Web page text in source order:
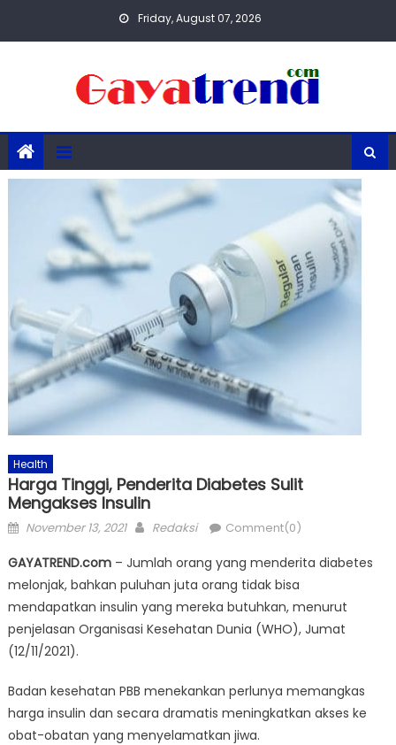
Friday, August 07, 2026
Health
Harga Tinggi, Penderita Diabetes Sulit
Mengakses Insulin
Posted
November 13, 2021 Author
Redaksi Comment(0)
GAYATREND.com– Jumlah orang yang menderita diabetes
melonjak, bahkan puluhan juta orang tidak bisa
mendapatkan insulin yang mereka butuhkan, menurut
penjelasan Organisasi Kesehatan Dunia (WHO), Jumat
(12/11/2021).
Badan kesehatan PBB menekankan perlunya memangkas
harga insulin dan secara dramatis meningkatkan akses ke
obat-obatan yang menyelamatkan jiwa.